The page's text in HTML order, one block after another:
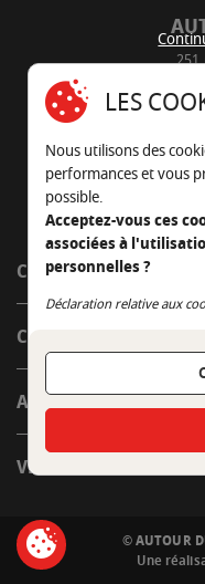
251
05
CÔTÉ OUTDOOR
CÔTÉ INDOOR
AUTOUR DE LA TABLE
VENIR EN BOUTIQUE
© AUTOUR
Une
LES
Nous utilisons des
performances et vous
possible.
Acceptez-vous ces
associées à
personnelles ?
Déclaration relative aux